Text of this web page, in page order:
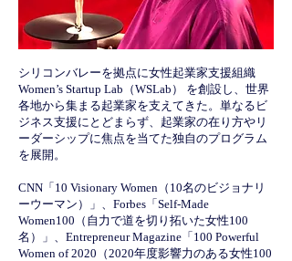
シリコンバレーを拠点に女性起業家支援組織
Women’s Startup Lab（WSLab） を創設し、世界
各地から集まる起業家を支えてきた。単なるビ
ジネス支援にとどまらず、起業家の在り方やリ
ーダーシップに焦点を当てた独自のプログラム
を展開。
CNN「10 Visionary Women（10名のビジョナリ
ーウーマン）」、Forbes「Self-Made
Women100（自力で道を切り拓いた女性100
名）」、Entrepreneur Magazine「100 Powerful
Women of 2020（2020年度影響力のある女性100